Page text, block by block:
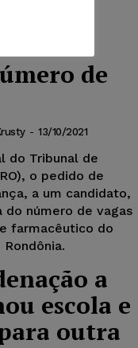
de
em
de
- 13/10/2021
do Tribunal de
o pedido de
a um candidato,
número de vagas
farmacêutico do
a
escola e
outra